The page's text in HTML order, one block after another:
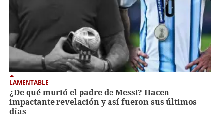
LAMENTABLE
¿De qué murió el padre de Messi? Hacen
impactante revelación y así fueron sus últimos
días